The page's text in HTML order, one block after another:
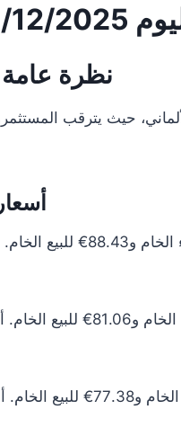
نظرة
حيث يترقب